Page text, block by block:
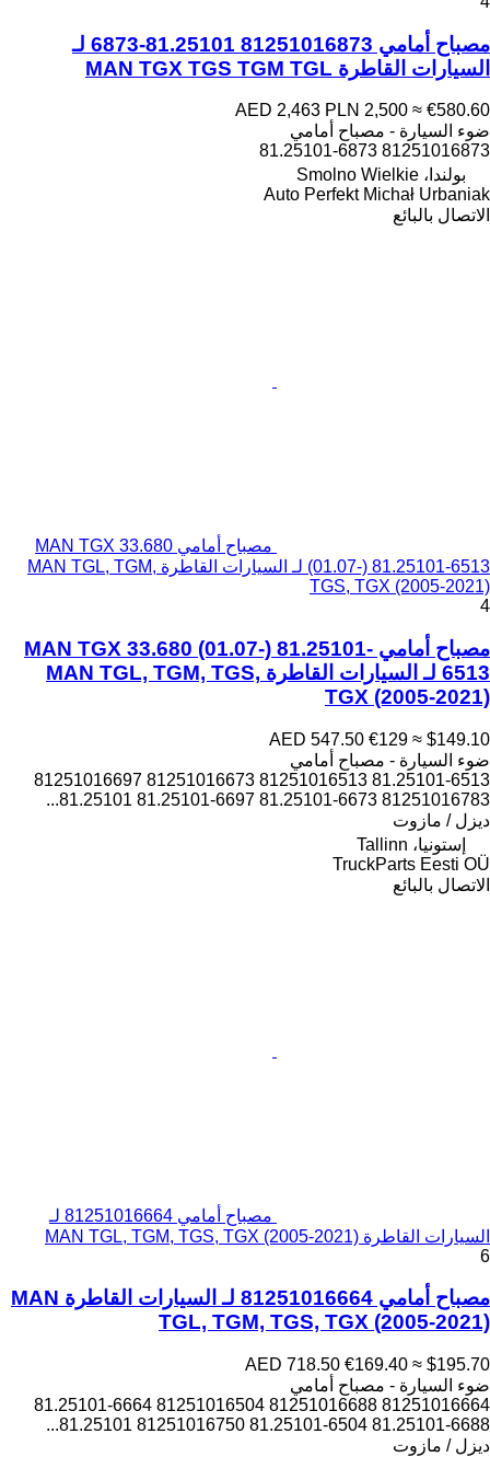
مصباح أمامي 81251016873 81.25101-6873 لـ
السيارات القاطرة MAN TGX TGS TGM TGL
AED 2,463 PLN 2,500 ≈ €580.60
ضوء السيارة - مصباح أمامي
81251016873 81.25101-6873
بولندا، Smolno Wielkie
Auto Perfekt Michał Urbaniak
الاتصال بالبائع
مصباح أمامي MAN TGX 33.680
(01.07-) 81.25101-6513 لـ السيارات القاطرة MAN TGL, TGM,
TGS, TGX (2005-2021)
4
مصباح أمامي MAN TGX 33.680 (01.07-) 81.25101-
6513 لـ السيارات القاطرة MAN TGL, TGM, TGS,
TGX (2005-2021)
AED 547.50 €129 ≈ $149.10
ضوء السيارة - مصباح أمامي
81.25101-6513 81251016513 81251016673 81251016697
81251016783 81.25101-6673 81.25101-6697 81.25101...
ديزل / مازوت
إستونيا، Tallinn
TruckParts Eesti OÜ
الاتصال بالبائع
مصباح أمامي 81251016664 لـ
السيارات القاطرة MAN TGL, TGM, TGS, TGX (2005-2021)
6
مصباح أمامي 81251016664 لـ السيارات القاطرة MAN
TGL, TGM, TGS, TGX (2005-2021)
AED 718.50 €169.40 ≈ $195.70
ضوء السيارة - مصباح أمامي
81251016664 81251016688 81251016504 81.25101-6664
81.25101-6688 81.25101-6504 81251016750 81.25101...
ديزل / مازوت